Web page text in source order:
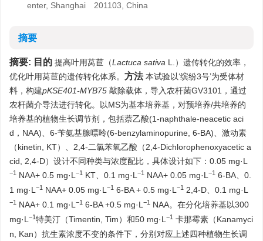
enter, Shanghai 201103, China
摘要
摘要: 目的 提高叶用莴苣（Lactuca sativa L.）遗传转化的效率，
优化叶用莴苣的遗传转化体系。 方法 本试验以‘缤纷3号’为受体材
料，构建pKSE401-MYB75 敲除载体，导入农杆菌GV3101，通过
农杆菌介导法进行转化。以MS为基本培养基，对预培养/共培养的
培养基的植物生长调节剂，包括萘乙酸(1-naphthale-neacetic aci
d，NAA)、6-苄氨基腺嘌呤(6-benzylaminopurine, 6-BA)、激动素
（kinetin, KT）、2,4-二氯苯氧乙酸（2,4-Dichlorophenoxyacetic a
cid, 2,4-D）设计不同种类与浓度配比，具体设计如下：0.05 mg·L
−1 NAA+ 0.5 mg·L −1 KT、0.1 mg·L −1 NAA+ 0.05 mg·L −1 6-BA、0.
1 mg·L −1 NAA+ 0.05 mg·L −1 6-BA + 0.5 mg·L −1 2,4-D、0.1 mg·L
−1 NAA+ 0.1 mg·L −1 6-BA +0.5 mg·L −1 NAA。在分化培养基以300
mg·L −1特美汀（Timentin, Tim）和50 mg·L −1 卡那霉素（Kanamyci
n, Kan）抗生素浓度不变的条件下，分别对应上述四种植物生长调